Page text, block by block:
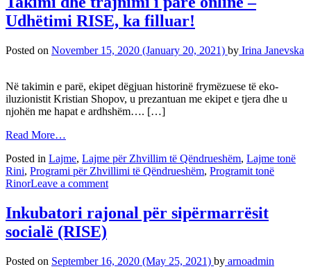
Udhëtimi RISE, ka filluar!
Posted on November 15, 2020 (January 20, 2021) by Irina Janevska
Në takimin e parë, ekipet dëgjuan historinë frymëzuese të eko-
iluzionistit Kristian Shopov, u prezantuan me ekipet e tjera dhe u
njohën me hapat e ardhshëm…. […]
Read More…
Posted in Lajme, Lajme për Zhvillim të Qëndrueshëm, Lajme tonë
Rini, Programi për Zhvillimi të Qëndrueshëm, Programit tonë
RinorLeave a comment
Inkubatori rajonal për sipërmarrësit
socialë (RISE)
Posted on September 16, 2020 (May 25, 2021) by arnoadmin